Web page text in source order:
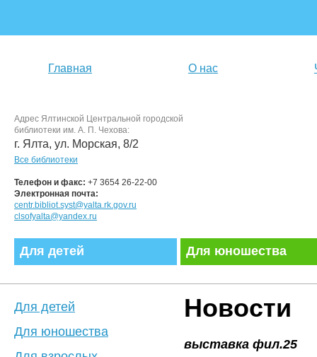
Главная О нас
Адрес Ялтинской Центральной городской
библиотеки им. А. П. Чехова:
г. Ялта, ул. Морская, 8/2
Все библиотеки
Телефон и факс: +7 3654 26-22-00
Электронная почта:
centr.bibliot.syst@yalta.rk.gov.ru
clsofyalta@yandex.ru
Для детей Для юношества
Новости
выставка фил.25
Для детей
Для юношества